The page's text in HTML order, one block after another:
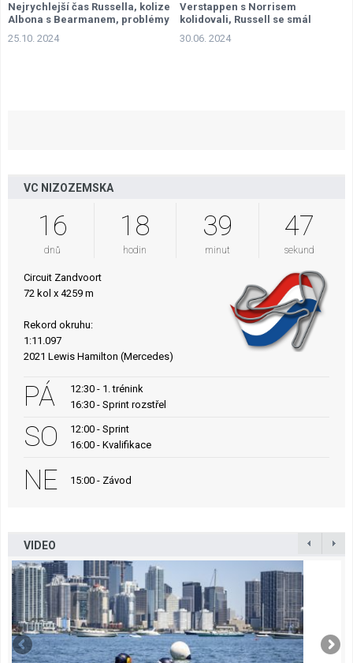
Nejrychlejší čas Russella, kolize
Albona s Bearmanem, problémy
pro Verstappena
25.10. 2024
Verstappen s Norrisem
kolidovali, Russell se smál
30.06. 2024
VC NIZOZEMSKA
16
dnů
18
hodin
39
minut
46
sekund
Circuit Zandvoort
72 kol x 4259 m
Rekord okruhu:
1:11.097
2021 Lewis Hamilton (Mercedes)
PÁ
12:30 - 1. trénink
16:30 - Sprint rozstřel
SO
12:00 - Sprint
16:00 - Kvalifikace
NE 15:00 - Závod
VIDEO